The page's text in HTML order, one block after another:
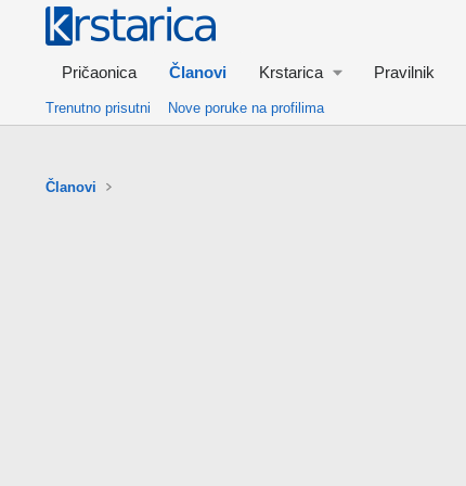
Pričaonica Članovi Krstarica Pravilnik
Trenutno prisutni Nove poruke na profilima
Članovi